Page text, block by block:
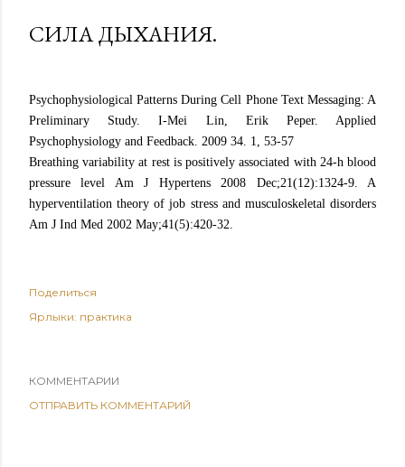
СИЛА ДЫХАНИЯ.
Psychophysiological Patterns During Cell Phone Text Messaging: A
Preliminary Study. I-Mei Lin, Erik Peper. Applied
Psychophysiology and Feedback. 2009 34. 1, 53-57
Breathing variability at rest is positively associated with 24-h blood
pressure level Am J Hypertens 2008 Dec;21(12):1324-9. A
hyperventilation theory of job stress and musculoskeletal disorders
Am J Ind Med 2002 May;41(5):420-32.
Поделиться
Ярлыки: практика
КОММЕНТАРИИ
ОТПРАВИТЬ КОММЕНТАРИЙ